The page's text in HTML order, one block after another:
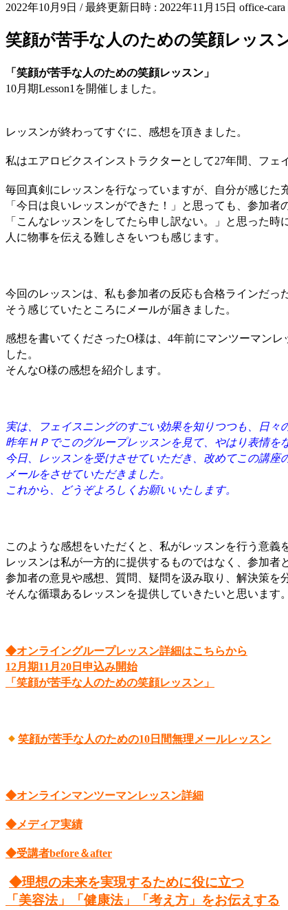
2022年10月9日 / 最終更新日時 : 2022年11月15日 office-cara
笑顔が苦手な人のための笑顔レッス
「笑顔が苦手な人のための笑顔レッスン」
10月期Lesson1を開催しました。
レッスンが終わってすぐに、感想を頂きました。
私はエアロビクスインストラクターとして27年間、フェ
毎回真剣にレッスンを行なっていますが、自分が感じた
「今日は良いレッスンができた！」と思っても、参加者
「こんなレッスンをしてたら申し訳ない。」と思った
人に物事を伝える難しさをいつも感じます。
今回のレッスンは、私も参加者の反応も合格ラインだっ
そう感じていたところにメールが届きました。
感想を書いてくださったO様は、4年前にマンツーマン
した。
そんなO様の感想を紹介します。
実は、フェイスニングのすごい効果を知りつつも、日々
昨年ＨＰでこのグループレッスンを見て、やはり表情を
今日、レッスンを受けさせていただき、改めてこの講座
メールをさせていただきました。
これから、どうぞよろしくお願いいたします。
このような感想をいただくと、私がレッスンを行う意義
レッスンは私が一方的に提供するものではなく、参加者
参加者の意見や感想、質問、疑問を汲み取り、解決策を
そんな循環あるレッスンを提供していきたいと思います。
◆オンライングループレッスン詳細はこちらから
12月期11月20日申込み開始
「笑顔が苦手な人のための笑顔レッスン」
笑顔が苦手な人のための10日間無理メールレッスン
◆オンラインマンツーマンレッスン詳細
◆メディア実績
◆受講者before＆after
◆理想の未来を実現するために役に立つ
「美容法」「健康法」「考え方」をお伝えする